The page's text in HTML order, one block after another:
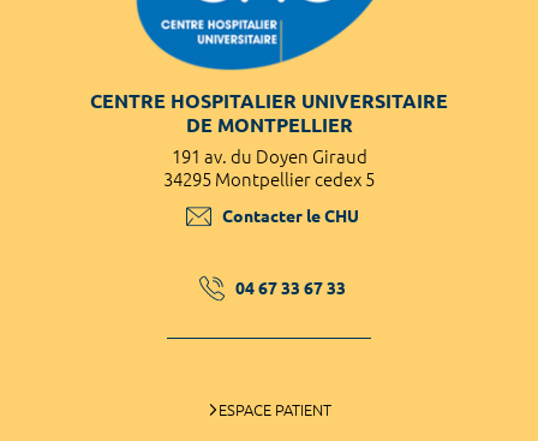
CENTRE HOSPITALIER UNIVERSITAIRE
DE MONTPELLIER
191 av. du Doyen Giraud
34295 Montpellier cedex 5
Contacter le CHU
04 67 33 67 33
ESPACE PATIENT